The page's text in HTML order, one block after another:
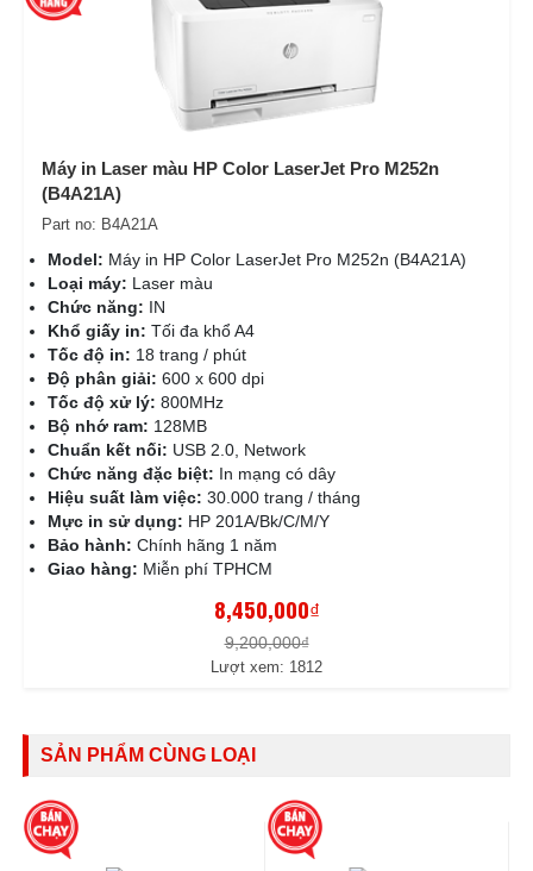
Máy in Laser màu HP Color LaserJet Pro M252n
(B4A21A)
Part no: B4A21A
Model: Máy in HP Color LaserJet Pro M252n (B4A21A)
Loại máy: Laser màu
Chức năng: IN
Khổ giấy in: Tối đa khổ A4
Tốc độ in: 18 trang / phút
Độ phân giải: 600 x 600 dpi
Tốc độ xử lý: 800MHz
Bộ nhớ ram: 128MB
Chuẩn kết nối: USB 2.0, Network
Chức năng đặc biệt: In mạng có dây
Hiệu suất làm việc: 30.000 trang / tháng
Mực in sử dụng: HP 201A/Bk/C/M/Y
Bảo hành: Chính hãng 1 năm
Giao hàng: Miễn phí TPHCM
8,450,000₫
9,200,000₫
Lượt xem: 1812
SẢN PHẨM CÙNG LOẠI